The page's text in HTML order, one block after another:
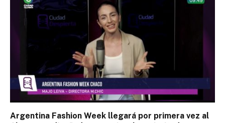
Argentina Fashion Week llegará por primera vez al